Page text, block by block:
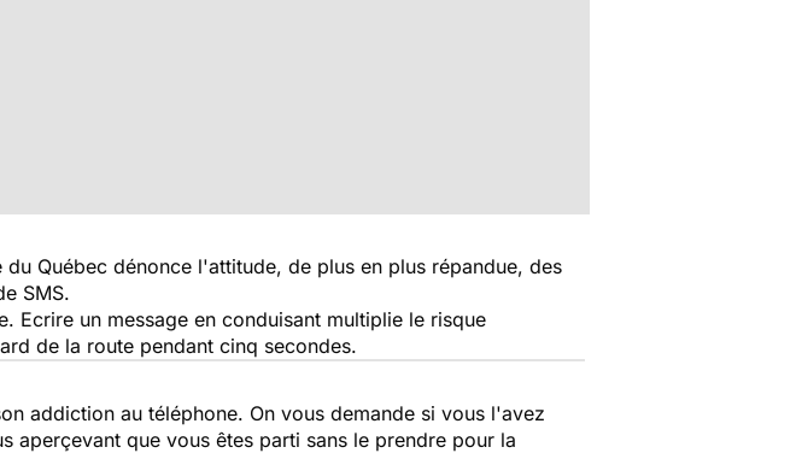
Québec dénonce l'attitude, de plus en plus répandue, des
SMS.
Ecrire un message en conduisant multiplie le risque
de la route pendant cinq secondes.
addiction au téléphone. On vous demande si vous l'avez
aperçevant que vous êtes parti sans le prendre pour la